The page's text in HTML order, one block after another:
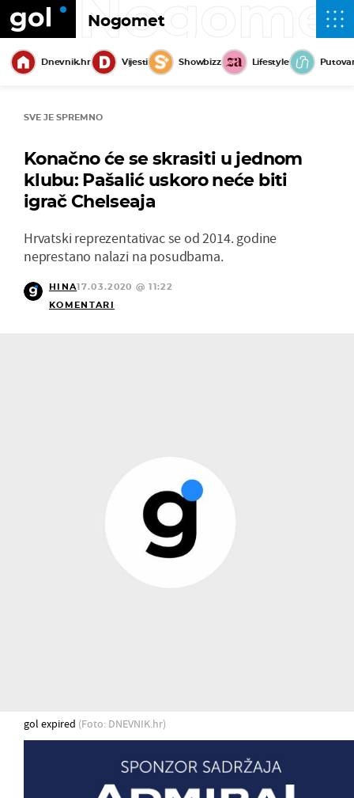
Nogomet
Dnevnik.hr Vijesti Showbizz Lifestyle
SVE JE SPREMNO
Konačno će se skrasiti u jednom
klubu: Pašalić uskoro neće biti
igrač Chelseaja
Hrvatski reprezentativac se od 2014. godine
neprestano nalazi na posudbama.
HINA17.03.2020 @ 11:22
KOMENTARI
gol expired (Foto: DNEVNIK.hr)